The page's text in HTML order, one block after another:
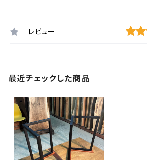
レビュー
最近チェックした商品